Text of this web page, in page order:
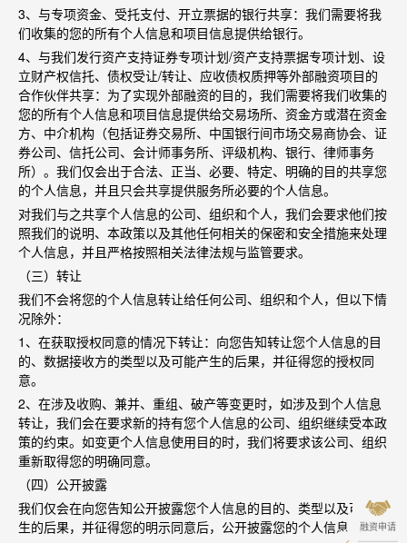
3、与专项资金、受托支付、开立票据的银行共享：我们需要将我
们收集的您的所有个人信息和项目信息提供给银行。
4、与我们发行资产支持证券专项计划/资产支持票据专项计划、设
立财产权信托、债权受让/转让、应收债权质押等外部融资项目的
合作伙伴共享：为了实现外部融资的目的，我们需要将我们收集的
您的所有个人信息和项目信息提供给交易场所、资金方或潜在资金
方、中介机构（包括证券交易所、中国银行间市场交易商协会、证
券公司、信托公司、会计师事务所、评级机构、银行、律师事务
所）。我们仅会出于合法、正当、必要、特定、明确的目的共享您
的个人信息，并且只会共享提供服务所必要的个人信息。
对我们与之共享个人信息的公司、组织和个人，我们会要求他们按
照我们的说明、本政策以及其他任何相关的保密和安全措施来处理
个人信息，并且严格按照相关法律法规与监管要求。
（三）转让
我们不会将您的个人信息转让给任何公司、组织和个人，但以下情
况除外：
1 、在获取授权同意的情况下转让：向您告知转让您个人信息的目
的、数据接收方的类型以及可能产生的后果，并征得您的授权同
意。
2、在涉及收购、兼并、重组、破产等变更时，如涉及到个人信息
转让，我们会在要求新的持有您个人信息的公司、组织继续受本政
策的约束。如变更个人信息使用目的时，我们将要求该公司、组织
重新取得您的明确同意。
（四）公开披露
我们仅会在向您告知公开披露您个人信息的目的、类型以及可能产
生的后果，并征得您的明示同意后，公开披露您的个人信息
融资申请